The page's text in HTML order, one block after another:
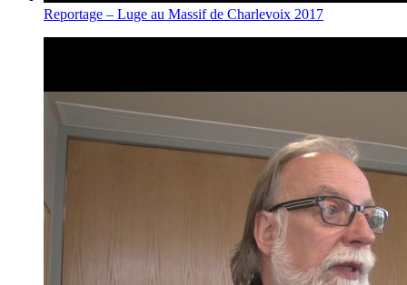
Reportage – Luge au Massif de Charlevoix 2017